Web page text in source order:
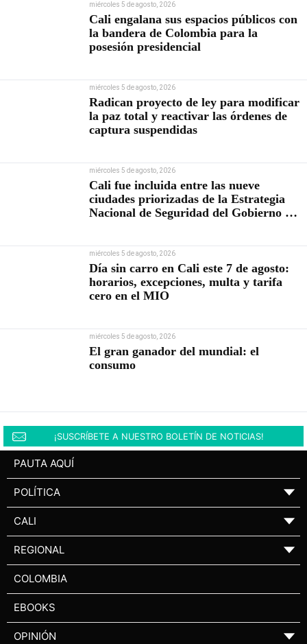
miércoles 5 de agosto, 2026
Cali engalana sus espacios públicos con
la bandera de Colombia para la
posesión presidencial
miércoles 5 de agosto, 2026
Radican proyecto de ley para modificar
la paz total y reactivar las órdenes de
captura suspendidas
miércoles 5 de agosto, 2026
Cali fue incluida entre las nueve
ciudades priorizadas de la Estrategia
Nacional de Seguridad del Gobierno de
miércoles 5 de agosto, 2026
Día sin carro en Cali este 7 de agosto:
horarios, excepciones, multa y tarifa
cero en el MIO
miércoles 5 de agosto, 2026
El gran ganador del mundial: el
consumo
¡SUSCRÍBETE A NUESTRO BOLETÍN DE NOTICIAS!
PAUTA AQUÍ
POLÍTICA ▼
CALI ▼
REGIONAL ▼
COLOMBIA
EBOOKS
OPINIÓN ▼